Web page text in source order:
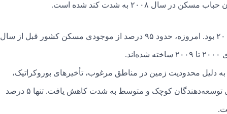
۲۰۰۸ به شدت کند شده است.
رونق مسکن اسپانیا از دهه ۱۹۶۰ آغاز شد و اوج آن در دهه ۲۰۰۰ بود. امروزه، حدود ۹۵ درصد از موجودی مسکن کشور قبل از سال
ساخت و سازهای جدید به دلیل محدودیت زمین در مناطق مرغوب، تأخیرهای بوروکراتیک،
کمبود نیروی کار ماهر، و دسترسی محدود به تأمین مالی برای توسعه‌دهندگان کوچک و متوسط به شدت کاهش یافت. تنها ۵ درصد